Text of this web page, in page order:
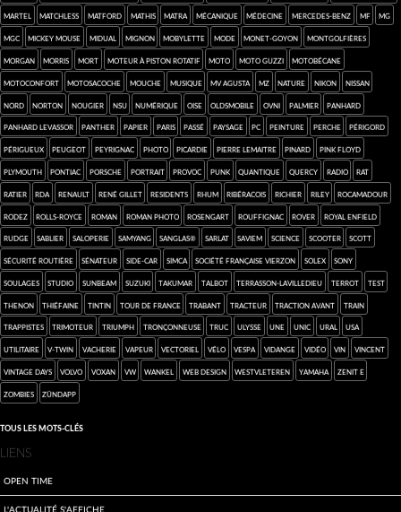
Martel Matchless Matford Mathis Matra mécanique médecine Mercedes-Benz MF MG
MGC Mickey Mouse Midual mignon Mobylette mode Monet-Goyon montgolfières
Morgan Morris mort moteur à piston rotatif moto Moto Guzzi Motobécane
Motoconfort Motosacoche mouche musique MV Agusta MZ nature Nikon Nissan
Nord Norton Nougier NSU numérique Oise Oldsmobile ovni Palmier Panhard
Panhard Levassor Panther papier Paris passé paysage PC Peinture Perche Périgord
Périgueux Peugeot Peyrignac photo Picardie Pierre Lemaitre pinard Pink Floyd
Plymouth Pontiac Porsche portrait provoc punk quantique Quercy radio rat
Ratier RDA Renault René Gillet Residents rhum ribéracois Richier Riley Rocamadour
Rodez Rolls-Royce roman roman photo Rosengart Rouffignac Rover Royal Enfield
Rudge Sablier saloperie Samyang Sanglas® Sarlat SAVIEM science scooter Scott
sécurité routière sénateur side-car SIMCA Société Française Vierzon Solex SONY
Soulages studio Sunbeam Suzuki Takumar Talbot Terrasson-Lavilledieu Terrot test
Thenon Thiéfaine Tintin Tour de France Trabant tracteur Traction Avant Train
trappistes Trimoteur Triumph tronçonneuse truc Ulysse une Unic Ural USA
utilitaire V-Twin vacherie vapeur vectoriel Vélo Vespa vidange vidéo vin Vincent
Vintage Days Volvo Voxan VW wankel web design Westvleteren Yamaha Zenit E
zombies Zündapp
Tous les mots-clés
Menu
extra
LIENS
Open Time